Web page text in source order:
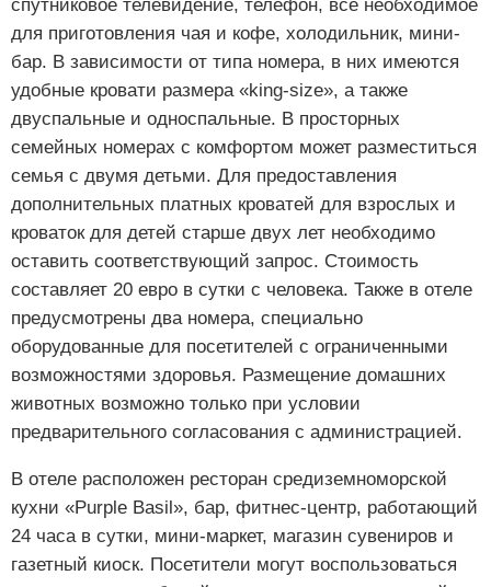
спутниковое телевидение, телефон, все необходимое
для приготовления чая и кофе, холодильник, мини-
бар. В зависимости от типа номера, в них имеются
удобные кровати размера «king-size», а также
двуспальные и односпальные. В просторных
семейных номерах с комфортом может разместиться
семья с двумя детьми. Для предоставления
дополнительных платных кроватей для взрослых и
кроваток для детей старше двух лет необходимо
оставить соответствующий запрос. Стоимость
составляет 20 евро в сутки с человека. Также в отеле
предусмотрены два номера, специально
оборудованные для посетителей с ограниченными
возможностями здоровья. Размещение домашних
животных возможно только при условии
предварительного согласования с администрацией.
В отеле расположен ресторан средиземноморской
кухни «Purple Basil», бар, фитнес-центр, работающий
24 часа в сутки, мини-маркет, магазин сувениров и
газетный киоск. Посетители могут воспользоваться